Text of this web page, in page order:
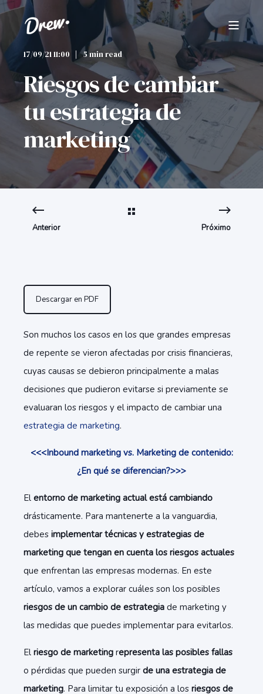
17/09/21 11:00 5 min read
Riesgos de cambiar
tu estrategia de
marketing
Anterior Próximo
Descargar en PDF
Son muchos los casos en los que grandes empresas
de repente se vieron afectadas por crisis financieras,
cuyas causas se debieron principalmente a malas
decisiones que pudieron evitarse si previamente se
evaluaran los riesgos y el impacto de cambiar una
estrategia de marketing.
<<<Inbound marketing vs. Marketing de contenido:
¿En qué se diferencian?>>>
El entorno de marketing actual está cambiando
drásticamente. Para mantenerte a la vanguardia,
debes implementar técnicas y estrategias de
marketing que tengan en cuenta los riesgos actuales
que enfrentan las empresas modernas. En este
artículo, vamos a explorar cuáles son los posibles
riesgos de un cambio de estrategia de marketing y
las medidas que puedes implementar para evitarlos.
El riesgo de marketing representa las posibles fallas
o pérdidas que pueden surgir de una estrategia de
marketing. Para limitar tu exposición a los riesgos de